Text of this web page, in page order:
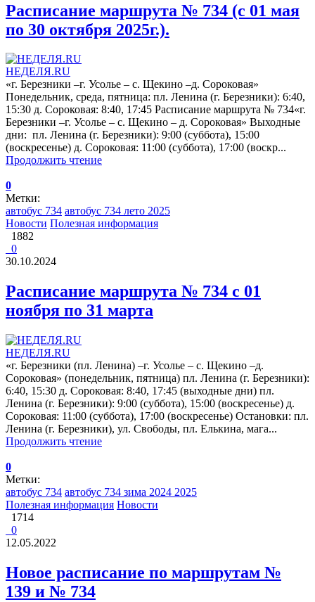
Расписание маршрута № 734 (с 01 мая
по 30 октября 2025г.).
НЕДЕЛЯ.RU
«г. Березники –г. Усолье – с. Щекино –д. Сороковая»
Понедельник, среда, пятница: пл. Ленина (г. Березники): 6:40,
15:30 д. Сороковая: 8:40, 17:45 Расписание маршрута № 734«г.
Березники –г. Усолье – с. Щекино – д. Сороковая» Выходные
дни: пл. Ленина (г. Березники): 9:00 (суббота), 15:00
(воскресенье) д. Сороковая: 11:00 (суббота), 17:00 (воскр...
Продолжить чтение
0
Метки:
автобус 734 автобус 734 лето 2025
Новости Полезная информация
1882
0
30.10.2024
Расписание маршрута № 734 с 01
ноября по 31 марта
НЕДЕЛЯ.RU
«г. Березники (пл. Ленина) –г. Усолье – с. Щекино –д.
Сороковая» (понедельник, пятница) пл. Ленина (г. Березники):
6:40, 15:30 д. Сороковая: 8:40, 17:45 (выходные дни) пл.
Ленина (г. Березники): 9:00 (суббота), 15:00 (воскресенье) д.
Сороковая: 11:00 (суббота), 17:00 (воскресенье) Остановки: пл.
Ленина (г. Березники), ул. Свободы, пл. Елькина, мага...
Продолжить чтение
0
Метки:
автобус 734 автобус 734 зима 2024 2025
Полезная информация Новости
1714
0
12.05.2022
Новое расписание по маршрутам №
139 и № 734